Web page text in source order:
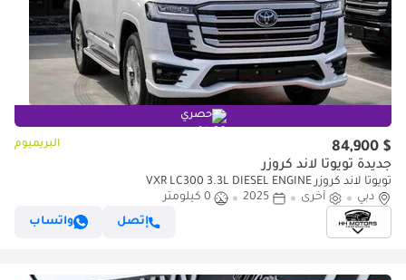
حصري
$ 84,900 البريميوم
جديدة تويوتا لاند كروزر
تويوتا لاند كروزر VXR LC300 3.3L DIESEL ENGINE
دبي
أخرى 2025
0 كيلومتر
إتصل
واتساب